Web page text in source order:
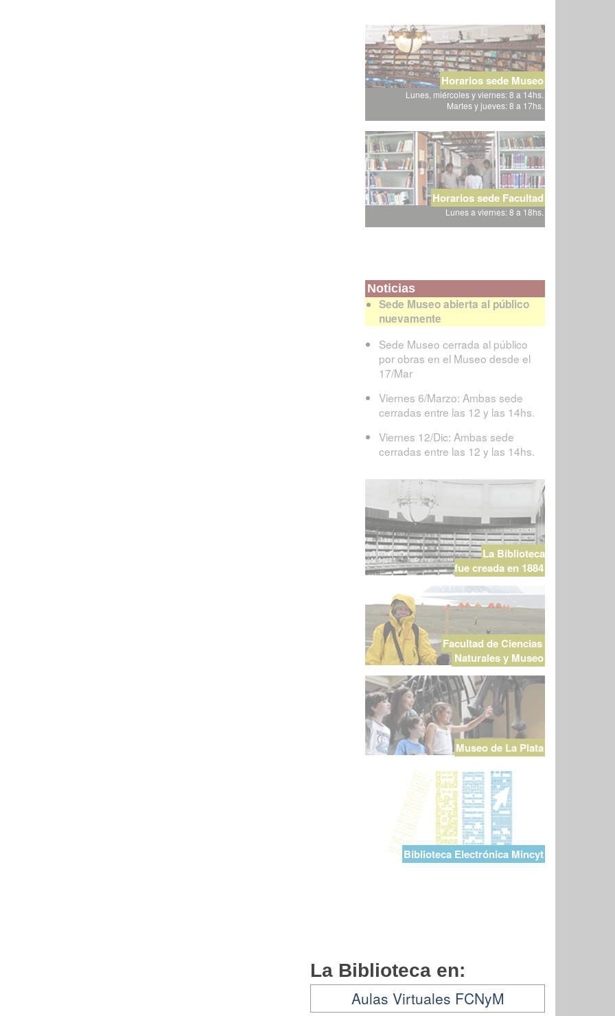
Horarios sede Museo
Lunes, miércoles y viernes: 8 a 14hs.
Martes y jueves: 8 a 17hs.
Horarios sede Facultad
Lunes a viernes: 8 a 18hs.
Noticias
Sede Museo abierta al público
nuevamente
Sede Museo cerrada al público
por obras en el Museo desde el
17/Mar
Viernes 6/Marzo: Ambas sede
cerradas entre las 12 y las 14hs.
Viernes 12/Dic: Ambas sede
cerradas entre las 12 y las 14hs.
La Biblioteca
fue creada en 1884
Facultad de Ciencias
Naturales y Museo
Museo de La Plata
Biblioteca Electrónica Mincyt
La Biblioteca en:
Aulas Virtuales FCNyM